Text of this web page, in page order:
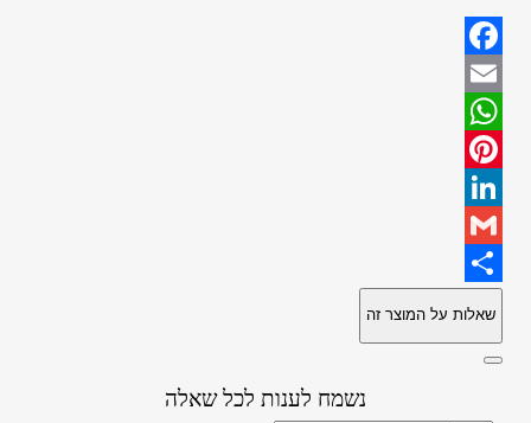
Facebook
Email
WhatsApp
Pinterest
LinkedIn
Gmail
שאלות על המוצר זה
נשמח לענות לכל שאלה